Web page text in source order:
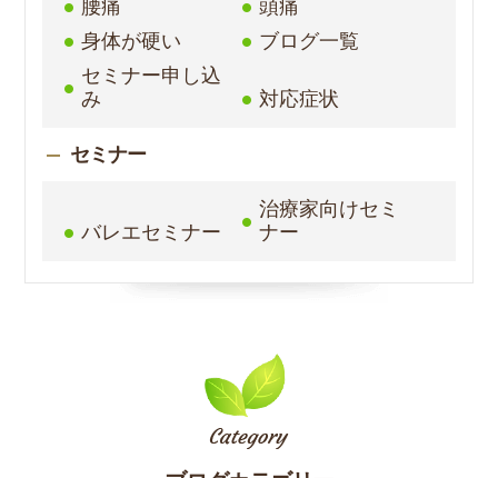
腰痛
頭痛
身体が硬い
ブログ一覧
セミナー申し込
み
対応症状
セミナー
バレエセミナー
治療家向けセミ
ナー